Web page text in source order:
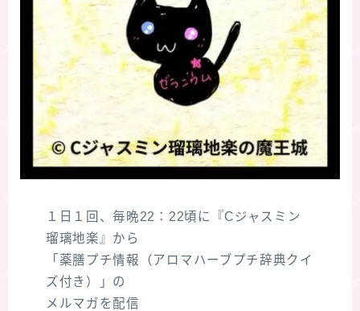
１日１回、毎晩22：22頃に『Cジャスミン
瑠璃地楽』から
「薬膳プチ情報（アロマハーブプチ辞典クイ
ズ付き）」の
メルマガを配信